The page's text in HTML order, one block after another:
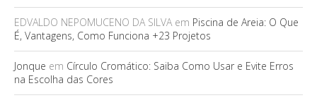
EDVALDO NEPOMUCENO DA SILVAem Piscina de Areia: O Que
É, Vantagens, Como Funciona +23 Projetos
Jonque em Círculo Cromático: Saiba Como Usar e Evite Erros
na Escolha das Cores